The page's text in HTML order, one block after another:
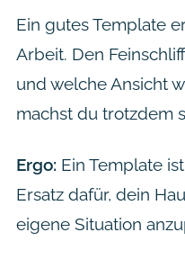
Ein gutes Template
Arbeit. Den
und welche Ansicht
machst du trotzdem
Ergo: Ein Template
Ersatz dafür, dein
eigene Situation